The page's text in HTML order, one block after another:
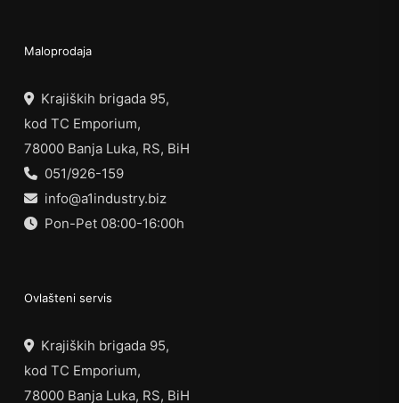
Maloprodaja
Krajiških brigada 95,
kod TC Emporium,
78000 Banja Luka, RS, BiH
051/926-159
info@a1industry.biz
Pon-Pet 08:00-16:00h
Ovlašteni servis
Krajiških brigada 95,
kod TC Emporium,
78000 Banja Luka, RS, BiH